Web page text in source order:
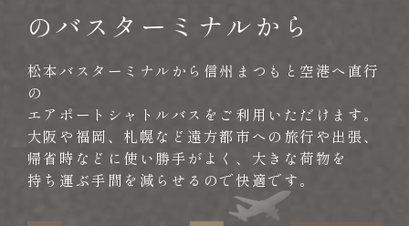
のバスターミナルから
松本バスターミナルから信州まつもと空港へ直行
の
エアポートシャトルバスをご利用いただけます。
大阪や福岡、札幌など遠方都市への旅行や出張、
帰省時などに使い勝手がよく、大きな荷物を
持ち運ぶ手間を減らせるので快適です。